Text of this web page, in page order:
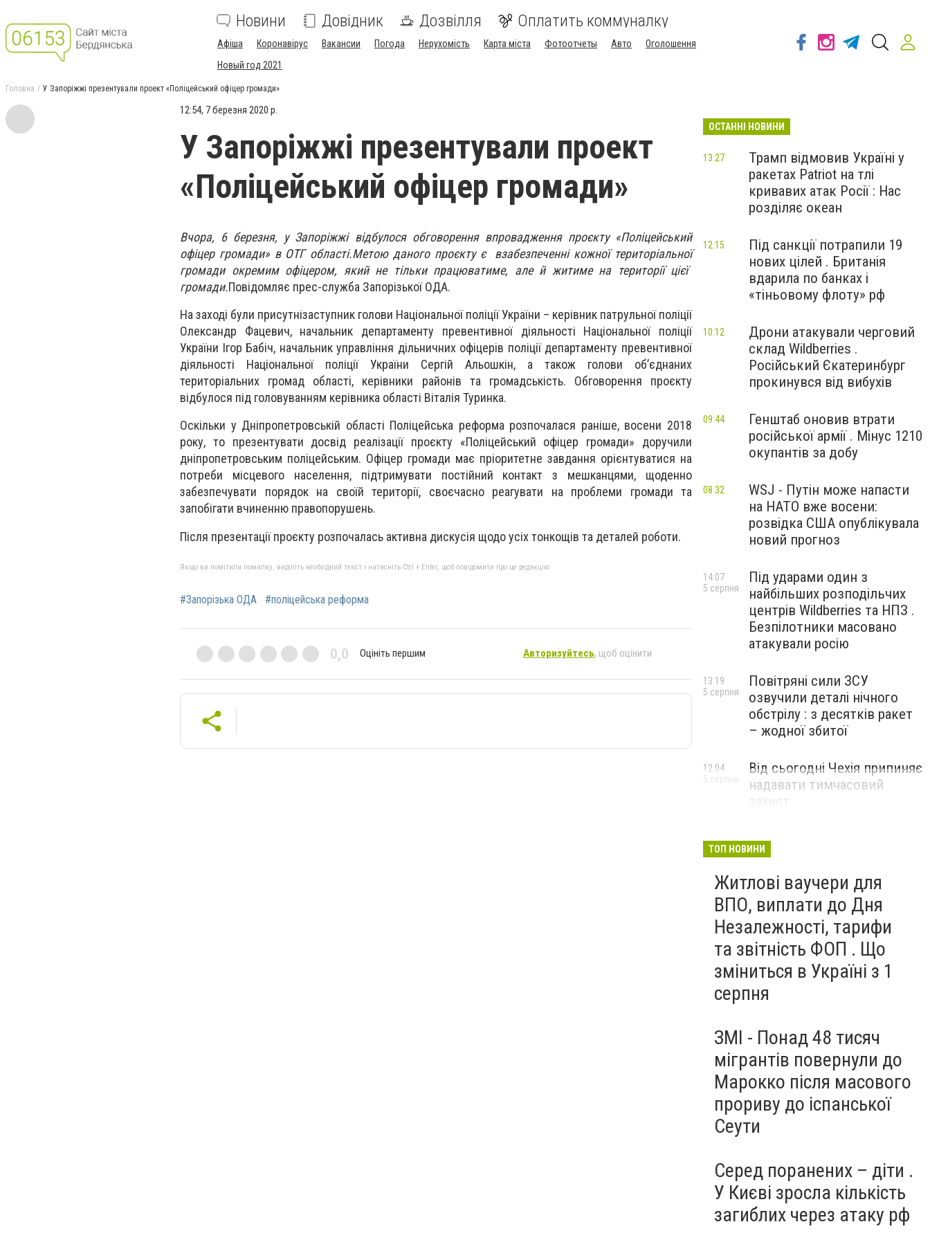
Новини Довідник Дозвілля Оплатить коммуналку
Афіша Коронавірус Вакансии Погода Нерухомість Карта міста Фотоотчеты Авто
Оголошення
Новый год 2021
Головна У Запоріжжі презентували проект «Поліцейський офіцер громади»
12:54, 7 березня 2020 р.
У Запоріжжі презентували проект
«Поліцейський офіцер громади»
Вчора, 6 березня, у Запоріжжі відбулося обговорення впровадження проєкту «Поліцейський
офіцер громади» в ОТГ області.Метою даного проєкту є взабезпеченні кожноїтериторіальної
громадиокремим офіцером, який не тільки працюватиме, але й житиме на території цієї
громади.Повідомляє прес-служба Запорізької ОДА.
На заході були присутнізаступник голови Національної поліції України – керівник патрульної поліції
Олександр Фацевич, начальник департаменту превентивної діяльності Національної поліції
України Ігор Бабіч, начальник управління дільничних офіцерів поліції департаменту превентивної
діяльності Національної поліції України Сергій Альошкін, а також голови об’єднаних
територіальних громад області, керівники районів та громадськість. Обговорення проєкту
відбулося під головуванням керівника області Віталія Туринка.
Оскільки у Дніпропетровській області Поліцейська реформа розпочалася раніше, восени 2018
року, то презентувати досвід реалізації проєкту «Поліцейський офіцер громади» доручили
дніпропетровським поліцейським. Офіцер громади має пріоритетне завдання орієнтуватися на
потреби місцевого населення, підтримувати постійний контакт з мешканцями, щоденно
забезпечувати порядок на своїй території, своєчасно реагувати на проблеми громади та
запобігати вчиненню правопорушень.
Після презентації проєкту розпочалась активна дискусія щодо усіх тонкощів та деталей роботи.
Якщо ви помітили помилку, виділіть необхідний текст і натисніть Ctrl + Enter, щоб повідомити про це редакцію
#Запорізька ОДА #поліцейська реформа
0,0 Оцініть першим Авторизуйтесь, щоб оцінити
ОСТАННІ НОВИНИ
Трамп відмовив Україні у
ракетах Patriot на тлі
кривавих атак Росії : Нас
розділяє океан
13:27
Під санкції потрапили 19
нових цілей . Британія
вдарила по банках і
«тіньовому флоту» рф
12:15
Дрони атакували черговий
склад Wildberries .
Російський Єкатеринбург
прокинувся від вибухів
10:12
Генштаб оновив втрати
російської армії . Мінус 1210
окупантів за добу
09:44
WSJ - Путін може напасти
на НАТО вже восени:
розвідка США опублікувала
новий прогноз
08:32
Під ударами один з
найбільших розподільчих
центрів Wildberries та НПЗ .
Безпілотники масовано
атакували росію
14:07
5 серпня
Повітряні сили ЗСУ
озвучили деталі нічного
обстрілу : з десятків ракет
– жодної збитої
13:19
5 серпня
Від сьогодні Чехія припиняє
надавати тимчасовий
12:04
5 серпня
ТОП НОВИНИ
Житлові ваучери для
ВПО, виплати до Дня
Незалежності, тарифи
та звітність ФОП . Що
зміниться в Україні з 1
серпня
ЗМІ - Понад 48 тисяч
мігрантів повернули до
Марокко після масового
прориву до іспанської
Сеути
Серед поранених – діти .
У Києві зросла кількість
загиблих через атаку рф